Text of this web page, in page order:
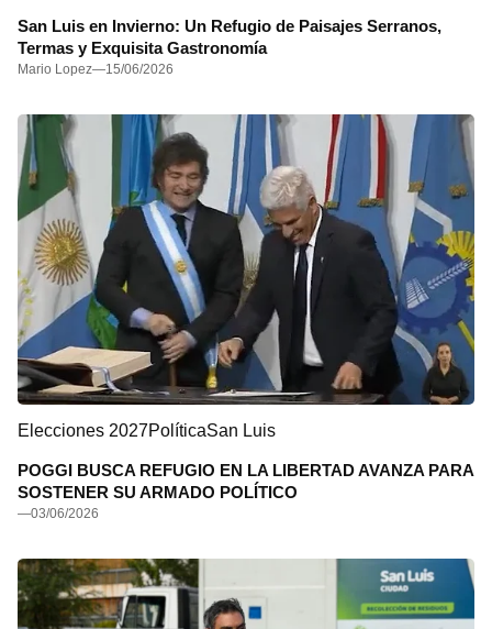
San Luis en Invierno: Un Refugio de Paisajes Serranos,
Termas y Exquisita Gastronomía
Mario Lopez—15/06/2026
Elecciones 2027PolíticaSan Luis
POGGI BUSCA REFUGIO EN LA LIBERTAD AVANZA PARA
SOSTENER SU ARMADO POLÍTICO
—03/06/2026